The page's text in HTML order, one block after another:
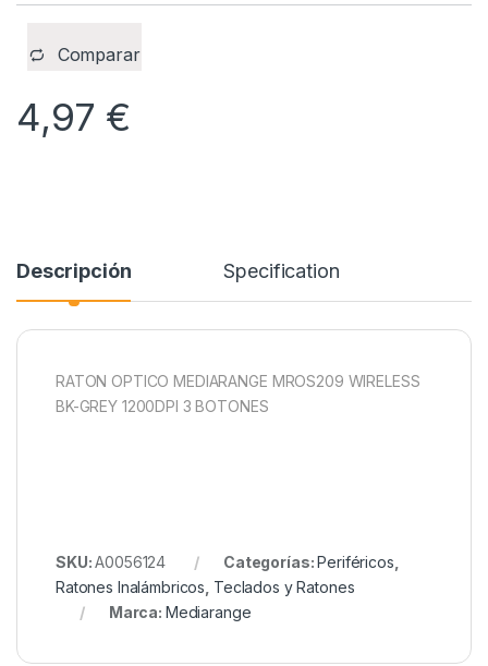
Comparar
4,97 €
Descripción Specification
RATON OPTICO MEDIARANGE MROS209 WIRELESS
BK-GREY 1200DPI 3 BOTONES
SKU:A0056124 Categorías:Periféricos
Ratones Inalámbricos Teclados y Ratones
Marca: Mediarange